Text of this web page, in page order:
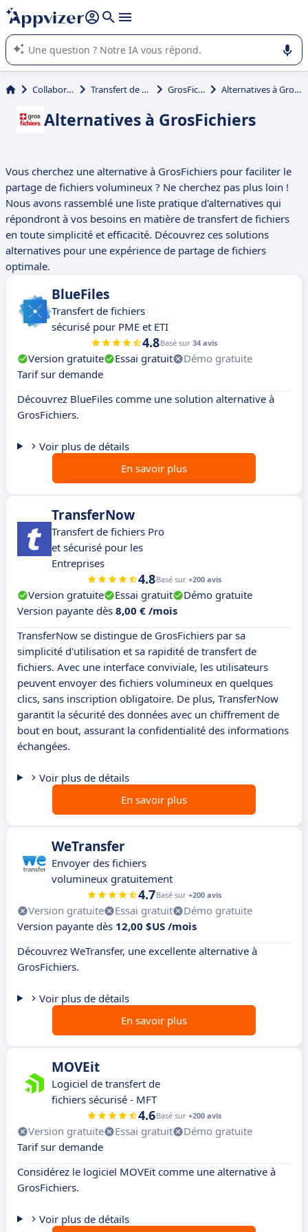
répondre (plusieurs lignes avec
L'IA de Appvizer vous guide dans l'utilisation ou la sélection de
logiciel SaaS en entreprise.
Collaboration Transfert de fichiers GrosFichiers Alternatives à GrosFichiers
Alternatives à GrosFichiers
Vous cherchez une alternative à GrosFichiers pour faciliter le
partage de fichiers volumineux ? Ne cherchez pas plus loin !
Nous avons rassemblé une liste pratique d'alternatives qui
répondront à vos besoins en matière de transfert de fichiers
en toute simplicité et efficacité. Découvrez ces solutions
alternatives pour une expérience de partage de fichiers
optimale.
BlueFiles
Transfert de fichiers
sécurisé pour PME et ETI
4.8Basé sur 34 avis
Version gratuite Essai gratuit
Démo gratuite
Tarif sur demande
Découvrez BlueFiles comme une solution alternative à
GrosFichiers.
Voir plus de détails
En savoir plus
TransferNow
Transfert de fichiers Pro
et sécurisé pour les
Entreprises
4.8Basé sur +200 avis
Version gratuite Essai gratuit
Démo gratuite
Version payante dès 8,00 € /mois
TransferNow se distingue de GrosFichiers par sa
simplicité d'utilisation et sa rapidité de transfert de
fichiers. Avec une interface conviviale, les utilisateurs
peuvent envoyer des fichiers volumineux en quelques
clics, sans inscription obligatoire. De plus, TransferNow
garantit la sécurité des données avec un chiffrement de
bout en bout, assurant la confidentialité des informations
échangées.
Voir plus de détails
En savoir plus
WeTransfer
Envoyer des fichiers
volumineux gratuitement
4.7Basé sur +200 avis
Version gratuite Essai gratuit
Démo gratuite
Version payante dès 12,00 $US /mois
Découvrez WeTransfer, une excellente alternative à
GrosFichiers.
Voir plus de détails
En savoir plus
MOVEit
Logiciel de transfert de
fichiers sécurisé - MFT
4.6Basé sur +200 avis
Version gratuite Essai gratuit
Démo gratuite
Tarif sur demande
Considérez le logiciel MOVEit comme une alternative à
GrosFichiers.
Voir plus de détails